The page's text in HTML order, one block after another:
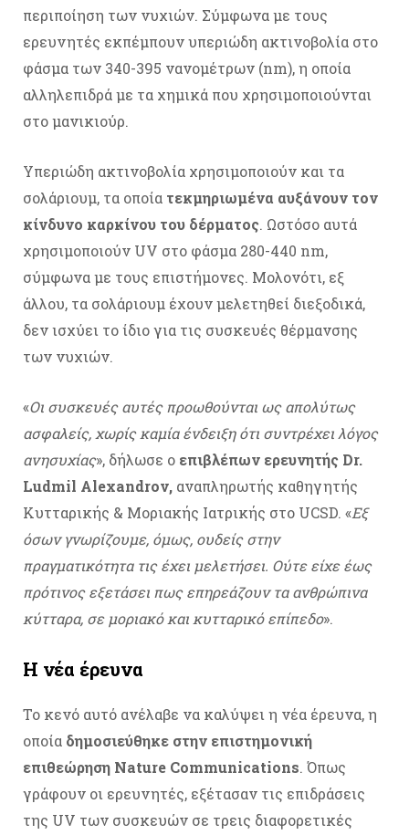
περιποίηση των νυχιών. Σύμφωνα με τους
ερευνητές εκπέμπουν υπεριώδη ακτινοβολία στο
φάσμα των 340-395 νανομέτρων (nm), η οποία
αλληλεπιδρά με τα χημικά που χρησιμοποιούνται
στο μανικιούρ.
Υπεριώδη ακτινοβολία χρησιμοποιούν και τα
σολάριουμ, τα οποία τεκμηριωμένα αυξάνουν τον
κίνδυνο καρκίνου του δέρματος. Ωστόσο αυτά
χρησιμοποιούν UV στο φάσμα 280-440 nm,
σύμφωνα με τους επιστήμονες. Μολονότι, εξ
άλλου, τα σολάριουμ έχουν μελετηθεί διεξοδικά,
δεν ισχύει το ίδιο για τις συσκευές θέρμανσης
των νυχιών.
«Οι συσκευές αυτές προωθούνται ως απολύτως
ασφαλείς, χωρίς καμία ένδειξη ότι συντρέχει λόγος
ανησυχίας», δήλωσε ο επιβλέπων ερευνητής Dr.
Ludmil Alexandrov, αναπληρωτής καθηγητής
Κυτταρικής & Μοριακής Ιατρικής στο UCSD. «Εξ
όσων γνωρίζουμε, όμως, ουδείς στην
πραγματικότητα τις έχει μελετήσει. Ούτε είχε έως
πρότινος εξετάσει πως επηρεάζουν τα ανθρώπινα
κύτταρα, σε μοριακό και κυτταρικό επίπεδο».
Η νέα έρευνα
Το κενό αυτό ανέλαβε να καλύψει η νέα έρευνα, η
οποία δημοσιεύθηκε στην επιστημονική
επιθεώρηση Nature Communications. Όπως
γράφουν οι ερευνητές, εξέτασαν τις επιδράσεις
της UV των συσκευών σε τρεις διαφορετικές